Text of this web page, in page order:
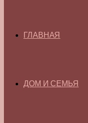
ГЛАВНАЯ
ДОМ И СЕМЬЯ